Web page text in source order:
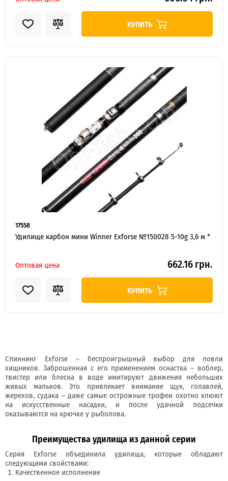
КУПИТЬ
17558
Удилище карбон мини Winner Exforse №150028 5-10g 3,6 м *
Оптовая цена 662.16 грн.
КУПИТЬ
Спиннинг Exforse – беспроигрышный выбор для ловли
хищников. Заброшенная с его применением оснастка – воблер,
твистер или блесна в воде имитируют движения небольших
живых мальков. Это привлекает внимание щук, голавлей,
жерехов, судака – даже самые острожные трофеи охотно клюют
на искусственные насадки, и после удачной подсечки
оказываются на крючке у рыболова.
Преимущества удилища из данной серии
Серия Exforse объединила удилища, которые обладают
следующими свойствами:
Качественное исполнение
ИНТЕРНЕТ-МАГАЗИНОПТОВОЙ ПРОДАЖ.
Розничные заказы не рассматриваются!